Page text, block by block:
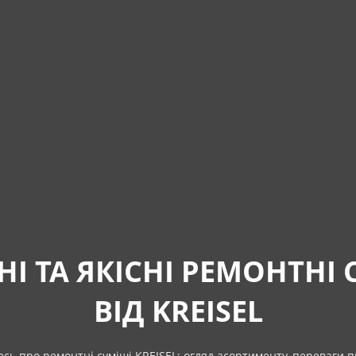
ТА ЯКІСНІ РЕМОНТНІ
ВІД KREISEL